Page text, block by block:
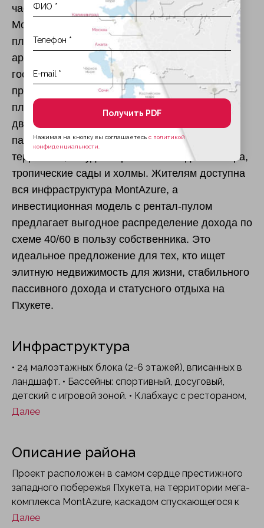
частью масштабного курортного комплекса
MontAzure, который возводится по единому
плану, а управление отелем и программой
аренды осуществляет мировой лидер
гостеприимства — группа Accor под
престижным брендом MGallery. Резиденции
площадью от 47 до 140 м² (студии, с одной и
двумя спальнями) спроектированы с
панорамными окнами и просторными
террасами, откуда открываются виды на озера,
тропические сады и холмы. Жителям доступна
вся инфраструктура MontAzure, а
инвестиционная модель с рентал-пулом
предлагает выгодное распределение дохода по
схеме 40/60 в пользу собственника. Это
идеальное предложение для тех, кто ищет
элитную недвижимость для жизни, стабильного
пассивного дохода и статусного отдыха на
Пхукете.
Инфраструктура
• 24 малоэтажных блока (2-6 этажей), вписанных в
ландшафт. • Бассейны: спортивный, досуговый,
детский с игровой зоной. • Клабхаус с рестораном,
лаунж-зонами и Pool Bar. • Фитнес-центр и открытая
охрана и видеонаблюдение.
Далее
Описание района
Проект расположен в самом сердце престижного
западного побережья Пхукета, на территории мега-
комплекса MontAzure, каскадом спускающегося к
белому песку пляжа Камала. Это эксклюзивная
Далее
Получить PDF
Нажимая на кнопку вы соглашаетесь с политикой
конфиденциальности.